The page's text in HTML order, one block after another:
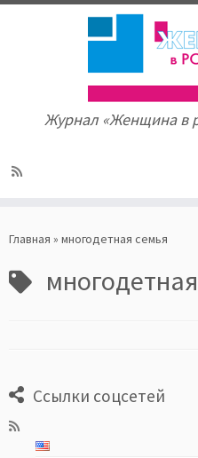
to
Журнал «Женщина в
Главная » многодетная семья
Ссылки соцсетей